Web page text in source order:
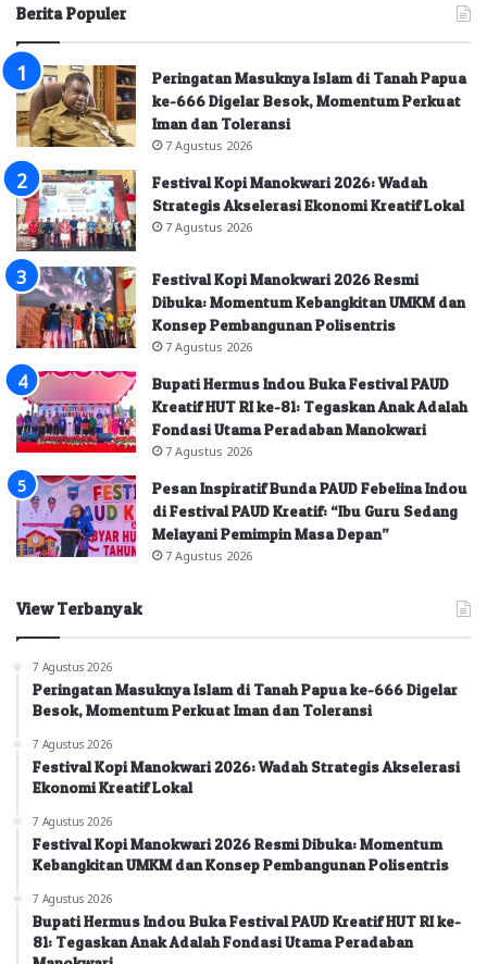
Berita Populer
Peringatan Masuknya Islam di Tanah Papua
ke-666 Digelar Besok, Momentum Perkuat
Iman dan Toleransi
7 Agustus 2026
Festival Kopi Manokwari 2026: Wadah
Strategis Akselerasi Ekonomi Kreatif Lokal
7 Agustus 2026
Festival Kopi Manokwari 2026 Resmi
Dibuka: Momentum Kebangkitan UMKM dan
Konsep Pembangunan Polisentris
7 Agustus 2026
Bupati Hermus Indou Buka Festival PAUD
Kreatif HUT RI ke-81: Tegaskan Anak Adalah
Fondasi Utama Peradaban Manokwari
7 Agustus 2026
Pesan Inspiratif Bunda PAUD Febelina Indou
di Festival PAUD Kreatif: “Ibu Guru Sedang
Melayani Pemimpin Masa Depan”
7 Agustus 2026
View Terbanyak
7 Agustus 2026
Peringatan Masuknya Islam di Tanah Papua ke-666 Digelar
Besok, Momentum Perkuat Iman dan Toleransi
7 Agustus 2026
Festival Kopi Manokwari 2026: Wadah Strategis Akselerasi
Ekonomi Kreatif Lokal
7 Agustus 2026
Festival Kopi Manokwari 2026 Resmi Dibuka: Momentum
Kebangkitan UMKM dan Konsep Pembangunan Polisentris
7 Agustus 2026
Bupati Hermus Indou Buka Festival PAUD Kreatif HUT RI ke-
81: Tegaskan Anak Adalah Fondasi Utama Peradaban